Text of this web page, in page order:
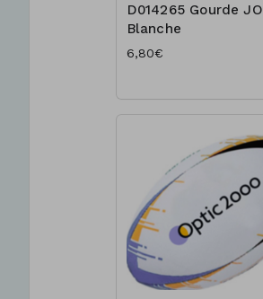
D014265 Gourde JO
Blanche
6,80€